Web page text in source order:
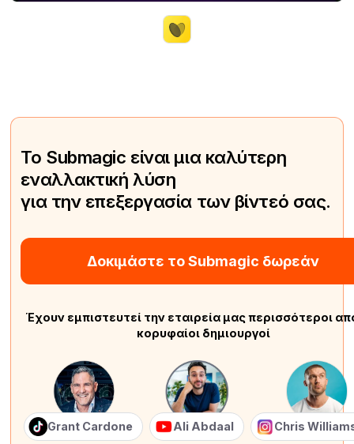
Το Submagic είναι μια καλύτερη
εναλλακτική λύση
για την επεξεργασία των βίντεό σας.
Δοκιμάστε το Submagic δωρεάν
Έχουν εμπιστευτεί την εταιρεία μας περισσότεροι
κορυφαίοι δημιουργοί
Grant Cardone Ali Abdaal Chris